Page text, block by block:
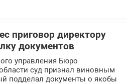
приговор директору
документов
управления Бюро
суд признал виновным
подделал документы о якобы